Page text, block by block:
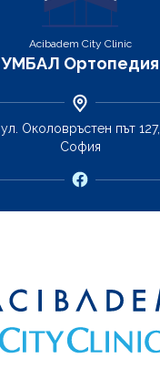
Acibadem City Clinic
УМБАЛ Ортопедия
ул. Околовръстен път 127,
София